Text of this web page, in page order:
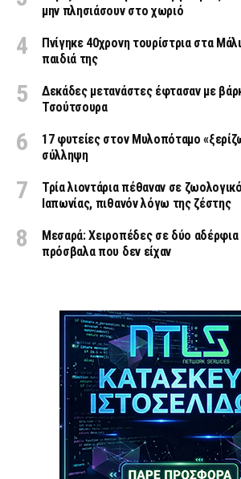
μην πλησιάσουν στο χωριό
Πνίγηκε 40χρονη τουρίστρια στα
παιδιά της
Δεκάδες μετανάστες έφτασαν με
Τσούτσουρα
17 φυτείες στον Μυλοπόταμο
σύλληψη
Τρία λιοντάρια πέθαναν σε
Ιαπωνίας, πιθανόν λόγω της ζέστης
Μεσαρά: Χειροπέδες σε δύο αδέρφια
πρόσβαλα που δεν είχαν